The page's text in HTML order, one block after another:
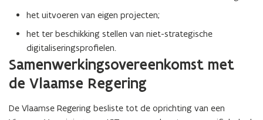
het uitvoeren van eigen projecten;
het ter beschikking stellen van niet-strategische
digitaliseringsprofielen.
Samenwerkingsovereenkomst met
de Vlaamse Regering
De Vlaamse Regering besliste tot de oprichting van een